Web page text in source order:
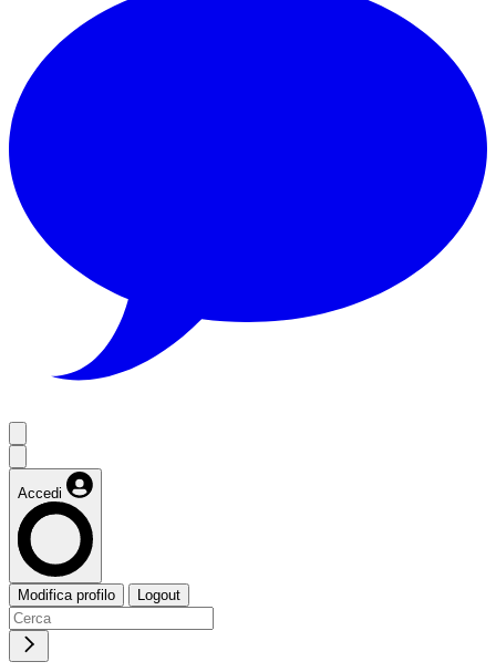
Accedi
Modifica profilo Logout